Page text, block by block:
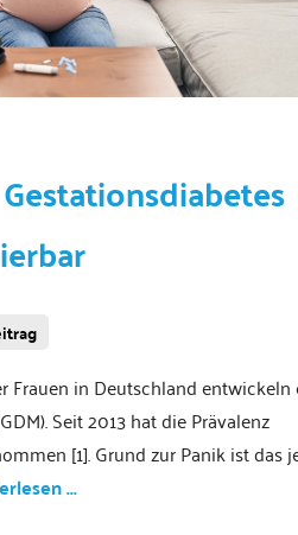
Frauen in Deutschland entwickeln
Seit 2013 hat die Prävalenz
[1]. Grund zur Panik ist das
...